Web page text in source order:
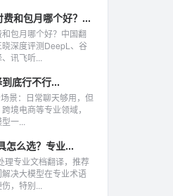
和包月哪个好？...
包月哪个好？中国翻
深度评测DeepL、谷
讯飞听...
底行不行...
景：日常聊天够用，但
境电商等专业领域，
一...
怎么选？专业...
理专业文档翻译，推荐
决大模型在专业术语
，特别...